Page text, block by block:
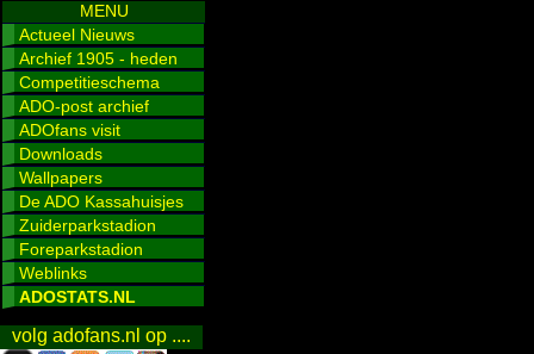
MENU
Actueel Nieuws
Archief 1905 - heden
Competitieschema
ADO-post archief
ADOfans visit
Downloads
Wallpapers
De ADO Kassahuisjes
Zuiderparkstadion
Foreparkstadion
Weblinks
ADOSTATS.NL
volg adofans.nl op ....